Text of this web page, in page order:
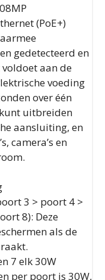
(PoE+)
gedetecteerd en
aan de
voeding
over één
uitbreiden
aansluiting, en
camera’s en
3 > poort 4 >
8): Deze
als de
7 elk 30W
per poort is 30W,